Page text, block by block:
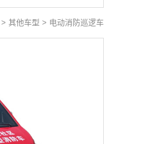
> 其他车型 > 电动消防巡逻车